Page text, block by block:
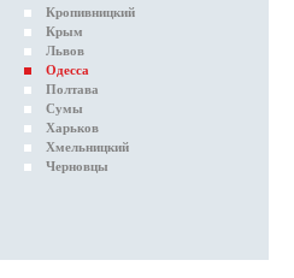
Кропивницкий
Крым
Львов
Одесса
Полтава
Сумы
Харьков
Хмельницкий
Черновцы